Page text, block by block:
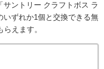
サントリー クラフトボス ラ
いずれか1個と交換できる無
らえます。